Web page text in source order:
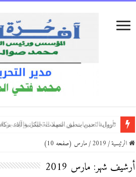
الفريق أول الركن خالد جميل الصرايرة…
تأويل الصدمات بين شهلا العجيلي وإليف
ندوة في “شومان” تستذكر العلامة
الرئيسية/
2019
/مارس (صفحه 10)
أرشيف شهر: مارس 2019